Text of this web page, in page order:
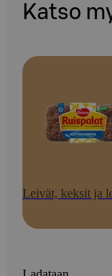
Katso
Leivät, keksit ja